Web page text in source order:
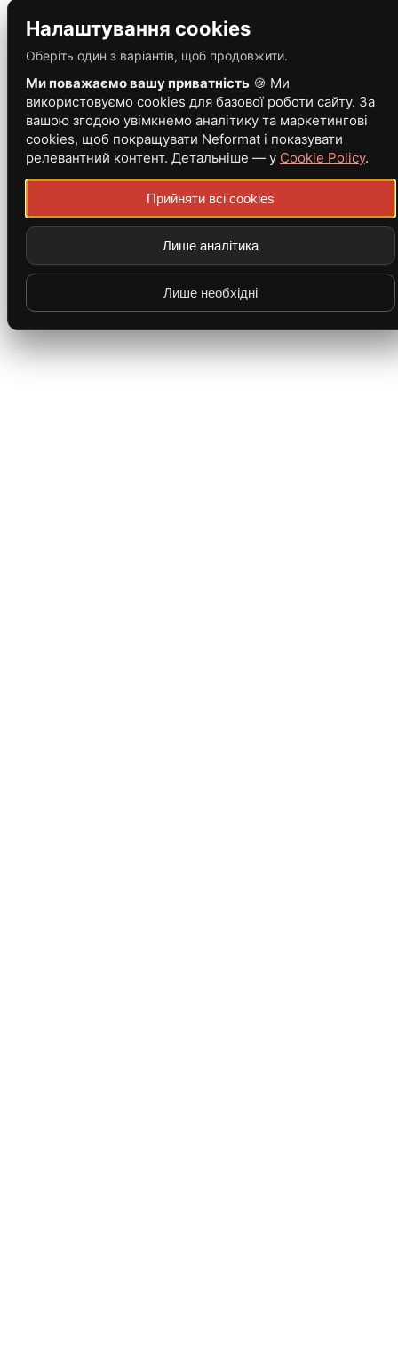
Налаштування cookies
Оберіть один з варіантів, щоб продовжити.
Ми поважаємо вашу приватність 🍪 Ми
використовуємо cookies для базової роботи сайту. За
вашою згодою увімкнемо аналітику та маркетингові
cookies, щоб покращувати Neformat і показувати
релевантний контент. Детальніше — у Cookie Policy.
Прийняти всі cookies
Лише аналітика
Лише необхідні